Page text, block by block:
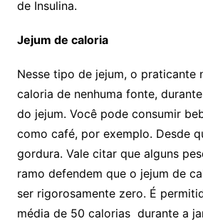
de Insulina.
Jejum de caloria
Nesse tipo de jejum, o praticante
caloria de nenhuma fonte,
do jejum. Você pode consumir
como café, por exemplo. Desde
gordura. Vale citar que alguns
ramo defendem que o jejum de
ser rigorosamente zero. É
média de 50 calorias durante a